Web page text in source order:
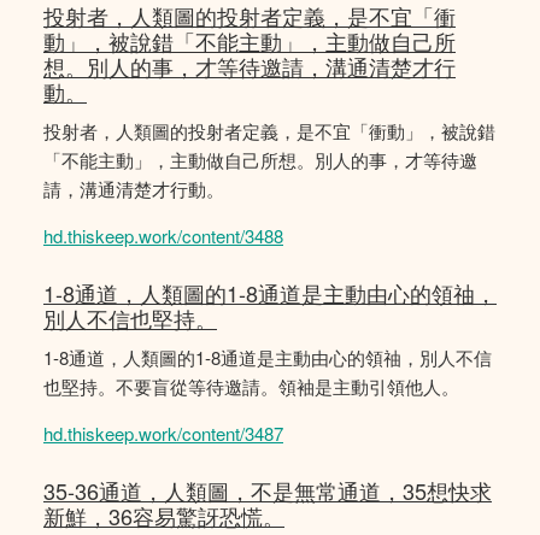
投射者，人類圖的投射者定義，是不宜「衝
動」，被說錯「不能主動」，主動做自己所
想。別人的事，才等待邀請，溝通清楚才行
動。
投射者，人類圖的投射者定義，是不宜「衝動」，被說錯
「不能主動」，主動做自己所想。別人的事，才等待邀
請，溝通清楚才行動。
hd.thiskeep.work/content/3488
1-8通道，人類圖的1-8通道是主動由心的領䄂，
別人不信也堅持。
1-8通道，人類圖的1-8通道是主動由心的領䄂，別人不信
也堅持。不要盲從等待邀請。領袖是主動引領他人。
hd.thiskeep.work/content/3487
35-36通道，人類圖，不是無常通道，35想快求
新鮮，36容易驚訝恐慌。